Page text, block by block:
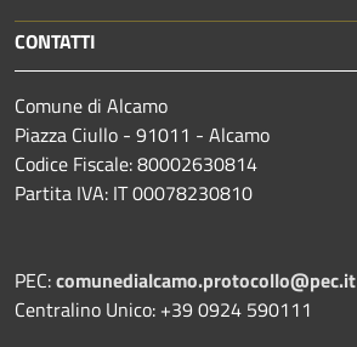
CONTATTI
Comune di Alcamo
Piazza Ciullo - 91011 - Alcamo
Codice Fiscale: 80002630814
Partita IVA: IT 00078230810
PEC:comunedialcamo.protocollo@pec.it
Centralino Unico: +39 0924 590111